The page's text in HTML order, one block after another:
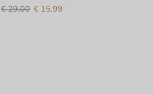
€29,00 €15,99